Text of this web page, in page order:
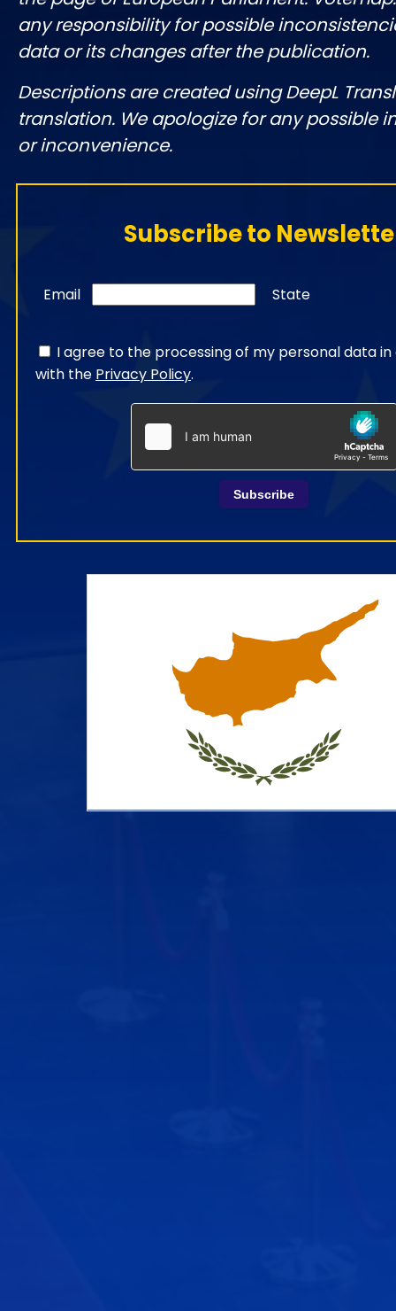
any responsibility for possible
data or its changes after the publication.
Descriptions are created using DeepL
translation. We apologize for any possible
or inconvenience.
Subscribe to
Email State
I agree to the processing of my personal data
with the Privacy Policy.
Subscribe